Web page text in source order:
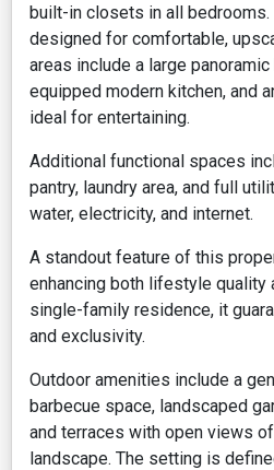
built-in closets in all
designed for comfortable,
areas include a large
equipped modern kitchen, and
ideal for entertaining.
Additional functional spaces
pantry, laundry area, and full
water, electricity, and internet.
A standout feature of this
enhancing both lifestyle quality
single-family residence, it
and exclusivity.
Outdoor amenities include a
barbecue space, landscaped
and terraces with open views
landscape. The setting is